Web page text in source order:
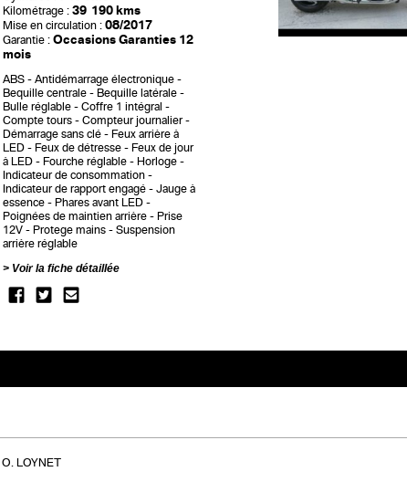
Kilométrage : 39 190 kms
Mise en circulation : 08/2017
Garantie : Occasions Garanties 12
mois
ABS
Antidémarrage électronique
Bequille centrale
Bequille latérale
Bulle réglable
Coffre 1 intégral
Compte tours
Compteur journalier
Démarrage sans clé
Feux arrière à
LED
Feux de détresse
Feux de jour
à LED
Fourche réglable
Horloge
Indicateur de consommation
Indicateur de rapport engagé
Jauge à
essence
Phares avant LED
Poignées de maintien arrière
Prise
12V
Protege mains
Suspension
arrière réglable
Voir la fiche détaillée
O. LOYNET